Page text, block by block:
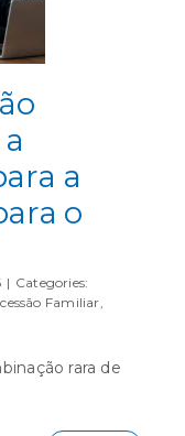
a
o
| Categories:
Familiar,
rara de